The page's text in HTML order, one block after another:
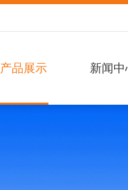
产品展示 新闻中